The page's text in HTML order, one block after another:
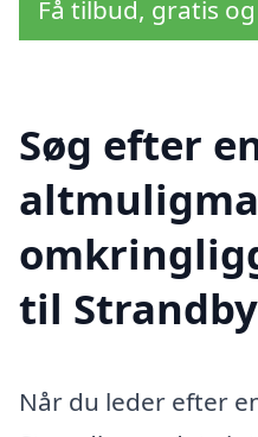
Få tilbud, gratis
Søg efter
til Strandby
Når du leder efter